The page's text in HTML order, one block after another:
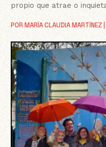
PORMARÍA CLAUDIA MARTÍNEZ
propio que atrae o